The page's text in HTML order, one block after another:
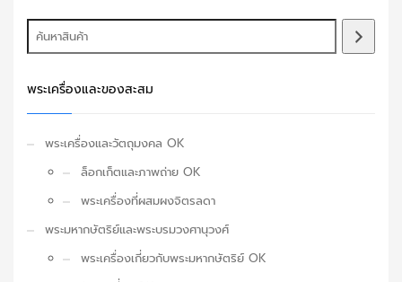
พระเครื่องและของสะสม
พระเครื่องและวัตถุมงคล OK
ล็อกเก็ตและภาพถ่าย OK
พระเครื่องที่ผสมผงจิตรลดา
พระมหากษัตริย์และพระบรมวงศานุวงศ์
พระเครื่องเกี่ยวกับพระมหากษัตริย์ OK